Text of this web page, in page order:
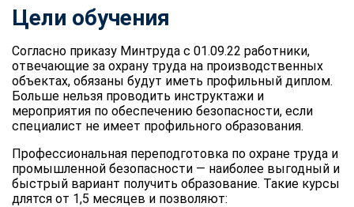
Цели обучения
Согласно приказу Минтруда с 01.09.22 работники,
отвечающие за охрану труда на производственных
объектах, обязаны будут иметь профильный диплом.
Больше нельзя проводить инструктажи и
мероприятия по обеспечению безопасности, если
специалист не имеет профильного образования.
Профессиональная переподготовка по охране труда и
промышленной безопасности — наиболее выгодный и
быстрый вариант получить образование. Такие курсы
длятся от 1,5 месяцев и позволяют: